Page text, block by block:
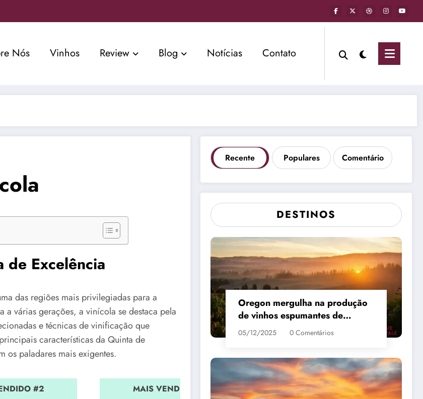
Nós Vinhos Review Blog Notícias Contato
de Excelência
das regiões mais privilegiadas para a
várias gerações, a vinícola se destaca pela
e técnicas de vinificação que
características da Quinta de
os paladares mais exigentes.
#2 MAIS VENDIDO #3 MAIS VENDIDO #4
Recente Populares Comentário
DESTINOS
Oregon mergulha na produção
de vinhos espumantes de
qualidade
05/12/2025 0 Comentários